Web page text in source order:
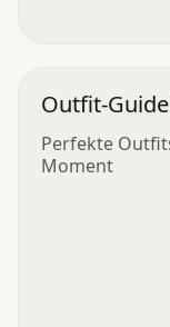
Outfit-
Perfekte
Moment